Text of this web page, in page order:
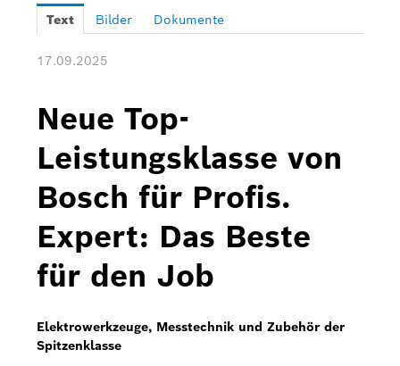
Power Tools
Buderus
Pressemappen
Hausgeräte
Downloads
Pressemappen
Videos
Text Bilder Dokumente
17.09.2025
Neue Top-
Leistungsklasse von
Bosch für Profis.
Expert: Das Beste
für den Job
Elektrowerkzeuge, Messtechnik und Zubehör der
Spitzenklasse